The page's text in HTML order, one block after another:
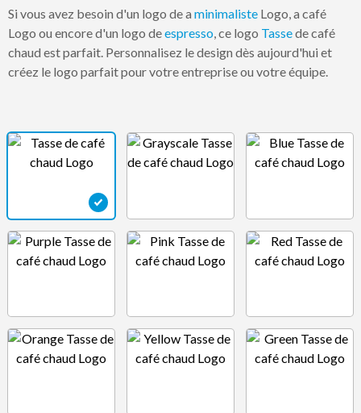
Si vous avez besoin d'un logo de a minimaliste Logo, a café
Logo ou encore d'un logo deespresso, ce logo Tassede café
chaud est parfait. Personnalisez le design dès aujourd'hui et
créez le logo parfait pour votre entreprise ou votre équipe.